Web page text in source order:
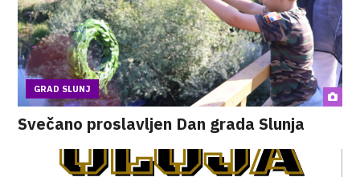
GRAD SLUNJ
Svečano proslavljen Dan grada Slunja